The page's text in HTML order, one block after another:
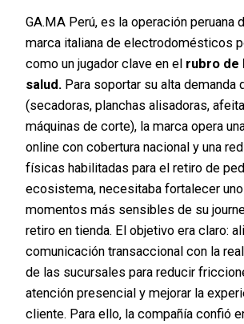
GA.MA Perú, es la operación peruana
marca italiana de electrodomésticos
como un jugador clave en el rubro de
salud. Para soportar su alta demanda
(secadoras, planchas alisadoras,
máquinas de corte), la marca opera
online con cobertura nacional y una
físicas habilitadas para el retiro de
ecosistema, necesitaba fortalecer
momentos más sensibles de su
retiro en tienda. El objetivo era claro:
comunicación transaccional con la
de las sucursales para reducir
atención presencial y mejorar la
cliente. Para ello, la compañía confió